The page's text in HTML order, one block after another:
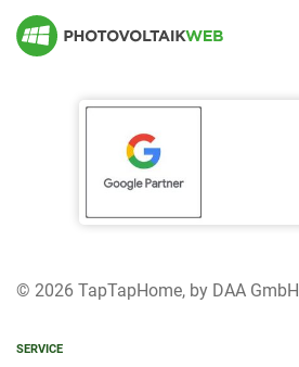
© 2026 TapTapHome, by DAA GmbH
SERVICE